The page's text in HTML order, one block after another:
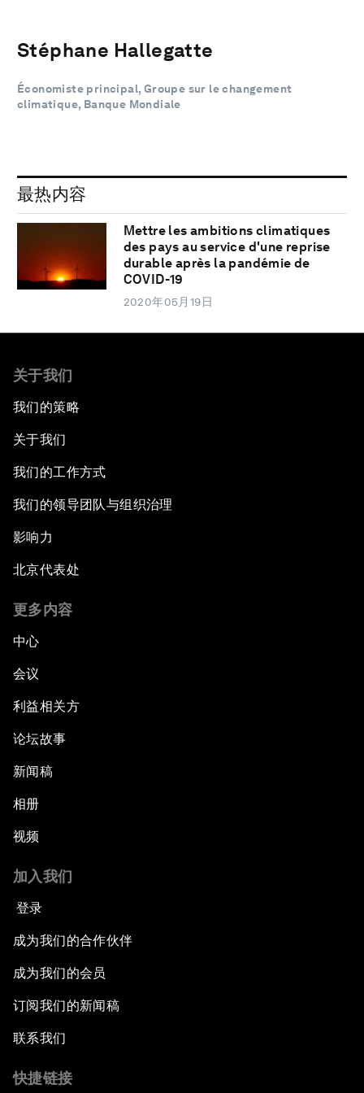
Stéphane Hallegatte
Économiste principal, Groupe sur le changement
climatique, Banque Mondiale
最热内容
Mettre les ambitions climatiques
des pays au service d'une reprise
durable après la pandémie de
COVID-19
2020年05月19日
关于我们
我们的策略
关于我们
我们的工作方式
我们的领导团队与组织治理
影响力
北京代表处
更多内容
中心
会议
利益相关方
论坛故事
新闻稿
相册
视频
加入我们
登录
成为我们的合作伙伴
成为我们的会员
订阅我们的新闻稿
联系我们
快捷链接